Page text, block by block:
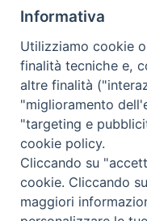
HOME VESCOVO ORARI
TUTELA MINORI
UFFICI
DOCUMENTI
CONTATTI
Copyright © 2018 Diocesi di
tel. 0742 350473 fax 0742
Informativa
Utilizziamo cookie
finalità tecniche e,
altre finalità
"miglioramento
"targeting e
cookie policy.
Cliccando su
cookie. Cliccando
maggiori